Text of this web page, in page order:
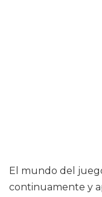
El mundo del
continuamente y